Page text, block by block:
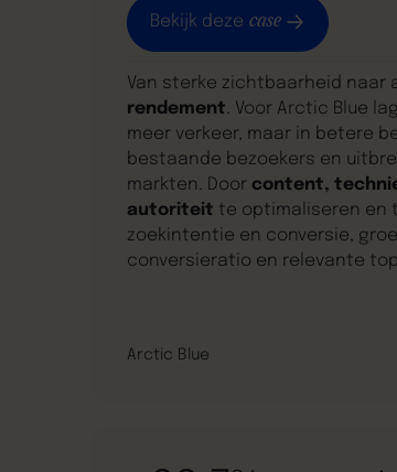
Bekijk deze case
Van sterke zichtbaarheid naar
rendement. Voor Arctic Blue
meer verkeer, maar in betere
bestaande bezoekers en
markten. Door content,
autoriteit te optimaliseren en
zoekintentie en conversie,
conversieratio en relevante
Arctic Blue